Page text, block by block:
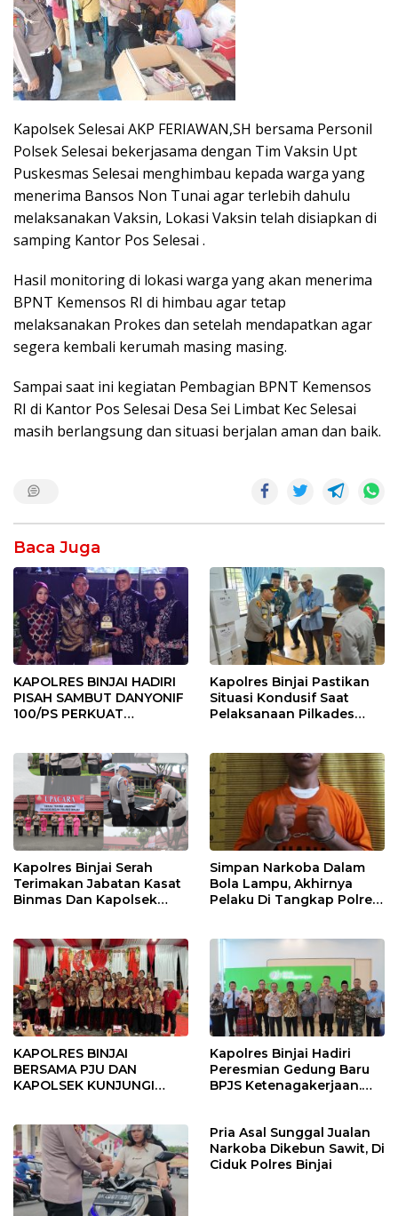
Kapolsek Selesai AKP FERIAWAN,SH bersama Personil
Polsek Selesai bekerjasama dengan Tim Vaksin Upt
Puskesmas Selesai menghimbau kepada warga yang
menerima Bansos Non Tunai agar terlebih dahulu
melaksanakan Vaksin, Lokasi Vaksin telah disiapkan di
samping Kantor Pos Selesai .
Hasil monitoring di lokasi warga yang akan menerima
BPNT Kemensos RI di himbau agar tetap
melaksanakan Prokes dan setelah mendapatkan agar
segera kembali kerumah masing masing.
Sampai saat ini kegiatan Pembagian BPNT Kemensos
RI di Kantor Pos Selesai Desa Sei Limbat Kec Selesai
masih berlangsung dan situasi berjalan aman dan baik.
Baca Juga
KAPOLRES BINJAI HADIRI
PISAH SAMBUT DANYONIF
100/PS PERKUAT
Kapolres Binjai Pastikan
Situasi Kondusif Saat
Pelaksanaan Pilkades
Kapolres Binjai Serah
Terimakan Jabatan Kasat
Binmas Dan Kapolsek
Simpan Narkoba Dalam
Bola Lampu, Akhirnya
Pelaku Di Tangkap Polres
KAPOLRES BINJAI
BERSAMA PJU DAN
KAPOLSEK KUNJUNGI
Kapolres Binjai Hadiri
Peresmian Gedung Baru
BPJS Ketenagakerjaan.
Pria Asal Sunggal Jualan
Narkoba Dikebun Sawit, Di
Ciduk Polres Binjai